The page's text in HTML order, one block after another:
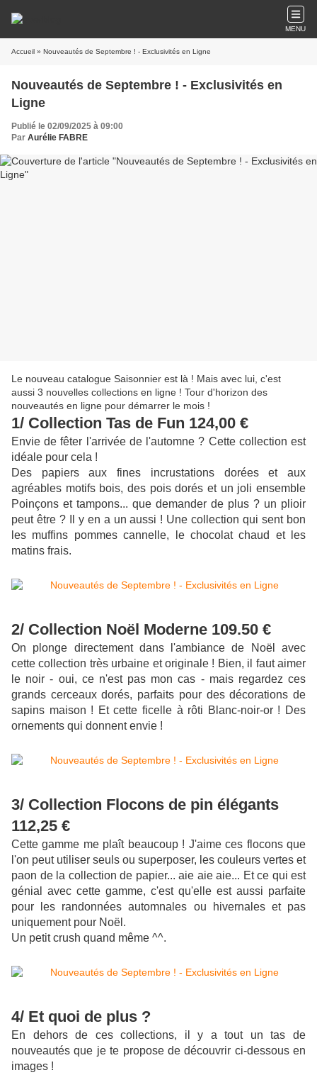
MENU
Accueil » Nouveautés de Septembre ! - Exclusivités en Ligne
Nouveautés de Septembre ! - Exclusivités en
Ligne
Publié le 02/09/2025 à 09:00
Par Aurélie FABRE
Le nouveau catalogue Saisonnier est là ! Mais avec lui, c'est
aussi 3 nouvelles collections en ligne ! Tour d'horizon des
nouveautés en ligne pour démarrer le mois !
1/ Collection Tas de Fun 124,00 €
Envie de fêter l'arrivée de l'automne ? Cette collection est
idéale pour cela !
Des papiers aux fines incrustations dorées et aux
agréables motifs bois, des pois dorés et un joli ensemble
Poinçons et tampons... que demander de plus ? un plioir
peut être ? Il y en a un aussi ! Une collection qui sent bon
les muffins pommes cannelle, le chocolat chaud et les
matins frais.
2/ Collection Noël Moderne 109.50 €
On plonge directement dans l'ambiance de Noël avec
cette collection très urbaine et originale ! Bien, il faut aimer
le noir - oui, ce n'est pas mon cas - mais regardez ces
grands cerceaux dorés, parfaits pour des décorations de
sapins maison ! Et cette ficelle à rôti Blanc-noir-or ! Des
ornements qui donnent envie !
3/ Collection Flocons de pin élégants
112,25 €
Cette gamme me plaît beaucoup ! J'aime ces flocons que
l'on peut utiliser seuls ou superposer, les couleurs vertes et
paon de la collection de papier... aie aie aie... Et ce qui est
génial avec cette gamme, c'est qu'elle est aussi parfaite
pour les randonnées automnales ou hivernales et pas
uniquement pour Noël.
Un petit crush quand même ^^.
4/ Et quoi de plus ?
En dehors de ces collections, il y a tout un tas de
nouveautés que je te propose de découvrir ci-dessous en
images !